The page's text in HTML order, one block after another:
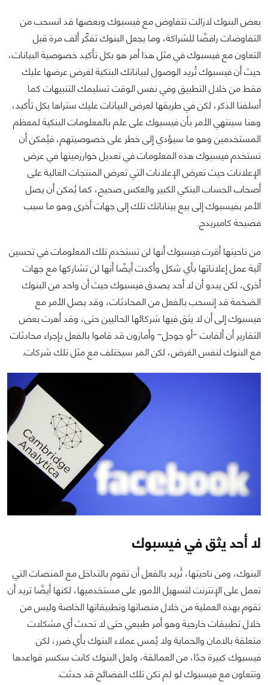
بعض البنوك لازالت تتفاوض مع فيسبوك وبعضها قد انسحب من
التفاوضات رافضًا للشراكة، وما يجعل البنوك تفكّر ألف مرة قبل
التعاون مع فيسبوك في مثل هذا أمر هو بكل تأكيد خصوصية البيانات،
حيث أن فيسبوك تُريد الوصول لبياناتك البنكية لغرض عرضها عليك
فقط من خلال التطبيق وفي نفس الوقت تسليمك التنبيهات كما
أسلفنا الذكر، لكن في طريقها لعرض البيانات عليك ستراها بكل تأكيد،
وهنا سينتهي الأمر بأن فيسبوك على علم بالمعلومات البنكية لمعظم
المستخدمين وهو ما سيؤدي إلى خطر على خصوصيتهم، فيُمكن أن
تستخدم فيسبوك هذه المعلومات في تعديل خوارزميتها في عرض
الإعلانات حيث تعرض الإعلانات التي تعرض المنتجات الغالية على
أصحاب الحساب البنكي الكبير والعكس صحيح، كما يُمكن أن يصل
الأمر بفيسبوك إلى بيع بيناناتك تلك إلى جهات أخرى وهو ما سبب
فضيحة كامبريدج.
من ناحيتها أقرت فيسبوك أنها لن تستخدم تلك المعلومات في تحسين
آلية عمل إعلاناتها بأي شكل وأكدت أيضًا أنها لن تشاركها مع جهات
أخرى، لكن يبدو أن لا أحد يصدق فيسبوك حيث أن واحد من البنوك
الضخمة قد إنسحب بالفعل من المحادثات، وقد يصل الأمر مع
فيسبوك إلى أن لا يثق فيها شركائها الحاليين حتى، وقد أهرت بعض
التقارير أن ألفابت -أو جوجل- وأمازون قد قاموا بالفعل بإجراء محادثات
مع البنوك لنفس الغرض، لكن المر سيختلف مع مثل تلك شركات.
لا أحد يثق في فيسبوك
البنوك، ومن ناحيتها، تُريد بالفعل أن تقوم بالتداخل مع المنصات التي
تعمل على الإنترنت لتسهيل الأمور على مستخدميها، لكنها أيضًا تريد أن
تقوم بهذه العملية من خلال منصاتها وتطبيقاتها الخاصة وليس من
خلال تطبيقات خارجية وهو أمر طبيعي حتى لا تحدث أي مشكلات
متعلقة بالامان والحماية ولا يُمس عملاء البنوك بأي ضرر، لكن
فيسبوك كبيرة جدًا، من العمالقة، ولعل البنوك كانت سكسر قواعدها
وتتعاون مع فيسبوك لو لم تكن تلك الفضائح قد حدثت.